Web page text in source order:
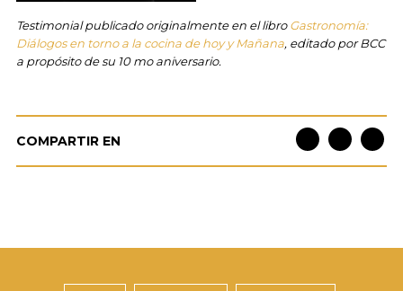
Testimonial publicado originalmente en el libroGastronomía:
Diálogos en torno a la cocina de hoy y Mañana, editado por BCC
a propósito de su 10 mo aniversario.
COMPARTIR EN